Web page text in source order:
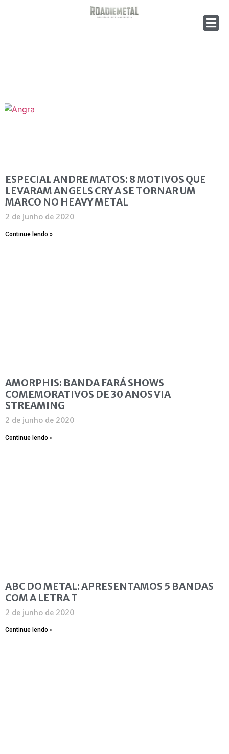
ESPECIAL ANDRE MATOS: 8 MOTIVOS QUE
LEVARAM ANGELS CRY A SE TORNAR UM
MARCO NO HEAVY METAL
2 de junho de 2020
Continue lendo »
AMORPHIS: BANDA FARÁ SHOWS
COMEMORATIVOS DE 30 ANOS VIA
STREAMING
2 de junho de 2020
Continue lendo »
ABC DO METAL: APRESENTAMOS 5 BANDAS
COM A LETRA T
2 de junho de 2020
Continue lendo »